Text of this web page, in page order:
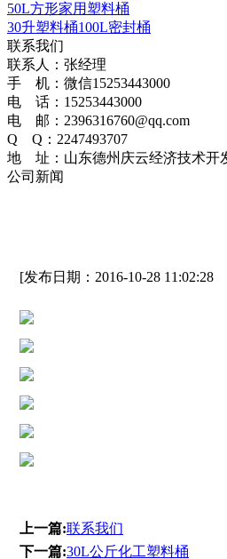
50L方形家用塑料桶
30升塑料桶100L密封桶
联系我们
联系人：张经理
手 机：微信15253443000
电 话：15253443000
电 邮：2396316760@qq.com
Q Q：2247493707
地 址：山东德州庆云经济技术开
公司新闻
[发布日期：2016-10-28
上一篇:联系我们
下一篇:30L公斤化工塑料桶